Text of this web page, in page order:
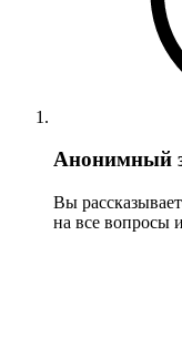
Анонимный
Вы
на все вопросы